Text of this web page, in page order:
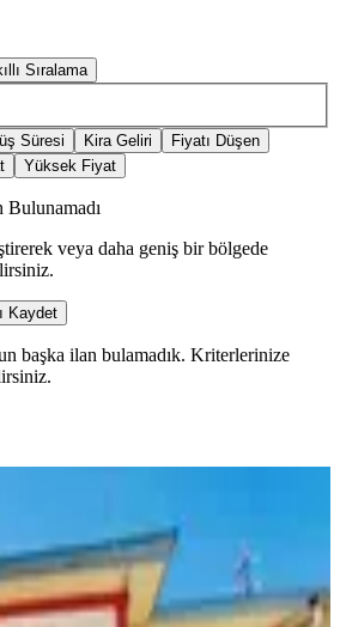
Sıralama
Süresi Kira Geliri
Fiyatı Düşen
Yüksek Fiyat
veya daha geniş bir bölgede
Kaydet
başka ilan bulamadık. Kriterlerinize
Sonrası Çelik Müstakilev
Eyüp Sultan Mahallesi
m²·01.08.2026